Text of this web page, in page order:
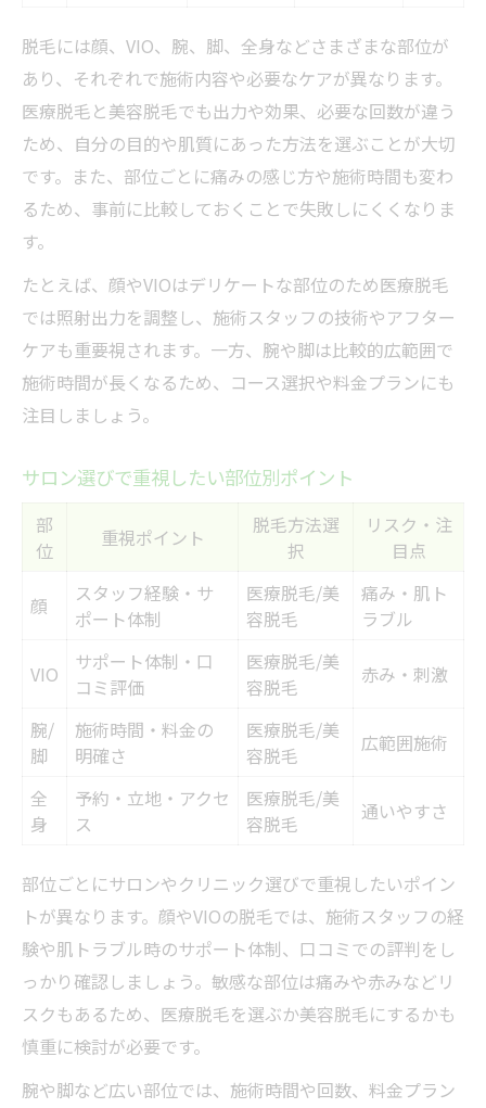
脱毛には顔、VIO、腕、脚、全身などさまざまな部位が
あり、それぞれで施術内容や必要なケアが異なります。
医療脱毛と美容脱毛でも出力や効果、必要な回数が違う
ため、自分の目的や肌質にあった方法を選ぶことが大切
です。また、部位ごとに痛みの感じ方や施術時間も変わ
るため、事前に比較しておくことで失敗しにくくなりま
す。
たとえば、顔やVIOはデリケートな部位のため医療脱毛
では照射出力を調整し、施術スタッフの技術やアフター
ケアも重要視されます。一方、腕や脚は比較的広範囲で
施術時間が長くなるため、コース選択や料金プランにも
注目しましょう。
サロン選びで重視したい部位別ポイント
部
位
重視ポイント
脱毛方法選
択
リスク・注
目点
顔
スタッフ経験・サ
ポート体制
医療脱毛/美
容脱毛
痛み・肌ト
ラブル
VIO
サポート体制・口
コミ評価
医療脱毛/美
容脱毛
赤み・刺激
腕/
脚
施術時間・料金の
明確さ
医療脱毛/美
容脱毛
広範囲施術
全
身
予約・立地・アクセ
ス
医療脱毛/美
容脱毛
通いやすさ
部位ごとにサロンやクリニック選びで重視したいポイン
トが異なります。顔やVIOの脱毛では、施術スタッフの経
験や肌トラブル時のサポート体制、口コミでの評判をし
っかり確認しましょう。敏感な部位は痛みや赤みなどリ
スクもあるため、医療脱毛を選ぶか美容脱毛にするかも
慎重に検討が必要です。
腕や脚など広い部位では、施術時間や回数、料金プラン